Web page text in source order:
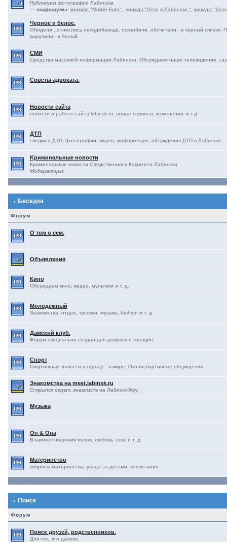
Публикуем фотографии Лабинска
— подфорумы: конкурс "Mobile Foto". конкурс"Лето в Лабинске." конкурс
Черное и белое.
Обидели , отнеслись неподобающе, оскорбили, обсчитали - в черный список.
выручили - в белый.
СМИ
Средства массовой информации Лабинска. Обсуждаем наше телевидение,
Советы адвоката.
Новости сайта
новости о работе сайта labinsk.ru, новые сервисы, изменения, и т.д.
ДТП
сводки о ДТП, фотографии, видео, информация, обсуждения ДТП в Лабинске
Kриминальные новости
Криминальные новости Следственного Комитета Лабинска
Модераторы:
Беседка
Форум
О том о сем.
Объявления
Кино
Обсуждаем кино, видео, мультики и т. д.
Молодежный
Знакомства, отдых, тусовки, музыка, fashion и т. д.
Дамский клуб.
Форум специально создан для девушек и женщин.
Спорт
Спортивные новости в городе , в мире. Околоспортивные обсуждения.
Знакомства на meet.labinsk.ru
Открылся сервис знакомств на Лабинск@ру.
Музыка
Он & Она
Взаимоотношения полов, любовь, секс и т. д.
Материнство
вопросы материнства, ухода за детьми, воспитания
Поиск
Форум
Поиск друзей, родственников.
Для тех, кто далеко.